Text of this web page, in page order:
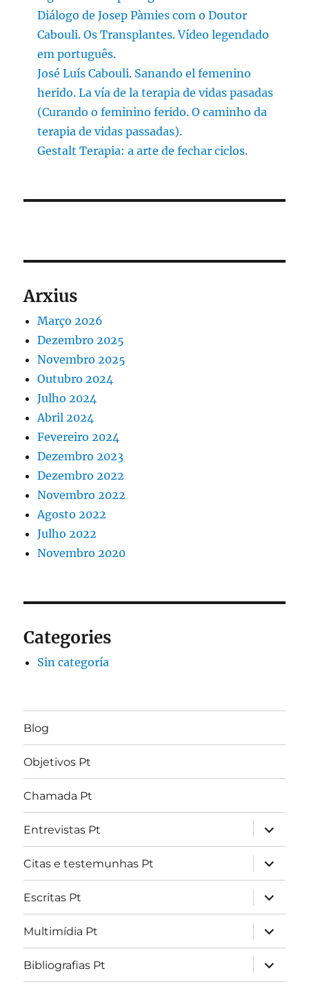
Diálogo de Josep Pàmies com o Doutor
Cabouli. Os Transplantes. Vídeo legendado
em português.
José Luís Cabouli. Sanando el femenino
herido. La vía de la terapia de vidas pasadas
(Curando o feminino ferido. O caminho da
terapia de vidas passadas).
Gestalt Terapia: a arte de fechar ciclos.
Arxius
Março 2026
Dezembro 2025
Novembro 2025
Outubro 2024
Julho 2024
Abril 2024
Fevereiro 2024
Dezembro 2023
Dezembro 2022
Novembro 2022
Agosto 2022
Julho 2022
Novembro 2020
Categories
Sin categoría
Blog
Objetivos Pt
Chamada Pt
Entrevistas Pt
expandir
Citas e testemunhas Pt
expandir
Escritas Pt
expandir
Multimídia Pt
expandir
Bibliografias Pt
expandir